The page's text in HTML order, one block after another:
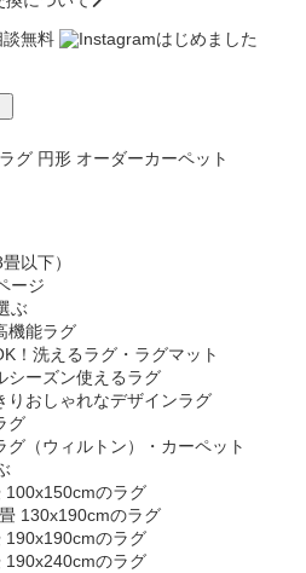
ラグ 円形 オーダーカーペット
以下）
ージ
ぶ
機能ラグ
！洗えるラグ・ラグマット
シーズン使えるラグ
りおしゃれなデザインラグ
グ
グ（ウィルトン）・カーペット
100x150cmのラグ
130x190cmのラグ
190x190cmのラグ
190x240cmのラグ